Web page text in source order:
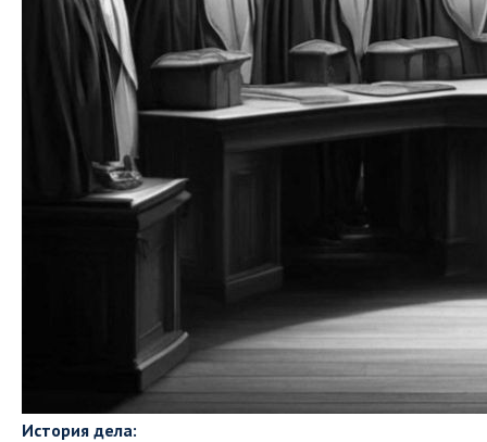
История дела: